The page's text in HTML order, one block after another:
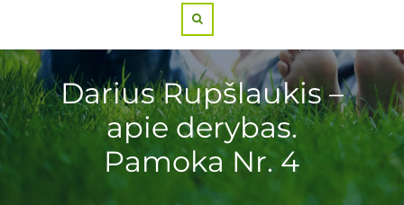
Darius Rupšlaukis –
apie derybas.
Pamoka Nr. 4